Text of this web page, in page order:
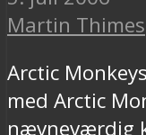
Martin Thimes
Arctic
med Arctic
nævneværdig